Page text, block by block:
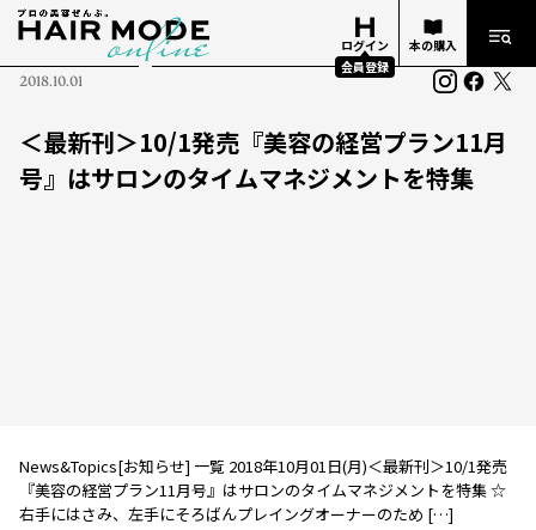
ログイン
会員登録
本の購入
2018.10.01
＜最新刊＞10/1発売『美容の経営プラン11月
号』はサロンのタイムマネジメントを特集
News&Topics[お知らせ] 一覧 2018年10月01日(月)＜最新刊＞10/1発売
『美容の経営プラン11月号』はサロンのタイムマネジメントを特集 ☆
右手にはさみ、左手にそろばんプレイングオーナーのため […]